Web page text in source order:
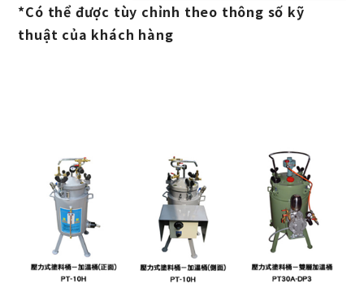
*Có thể được tùy chỉnh theo thông số kỹ
thuật của khách hàng